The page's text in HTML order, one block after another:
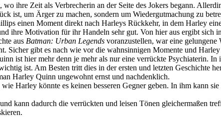
ihre Zeit als Verbrecherin an der Seite des Jokers begann.
ist, um Ärger zu machen, sondern um Wiedergutmachung zu
einen Moment direkt nach Harleys Rückkehr, in dem Harley
ihre Motivation für ihr Handeln sehr gut. Von hier aus ergibt sich
aus Batman: Urban Legends voranzustellen, war eine gelungene
Sicher gibt es nach wie vor die wahnsinnigen Momente und
ist hier mehr denn je mehr als nur eine verrückte Psychiaterin.
ist. Am Besten tritt dies in der ersten und letzten Geschichte
Harley Quinn ungewohnt ernst und nachdenklich.
Harley könnte es keinen besseren Gegner geben. In ihm kann
kann dadurch die verrückten und leisen Tönen gleichermaßen